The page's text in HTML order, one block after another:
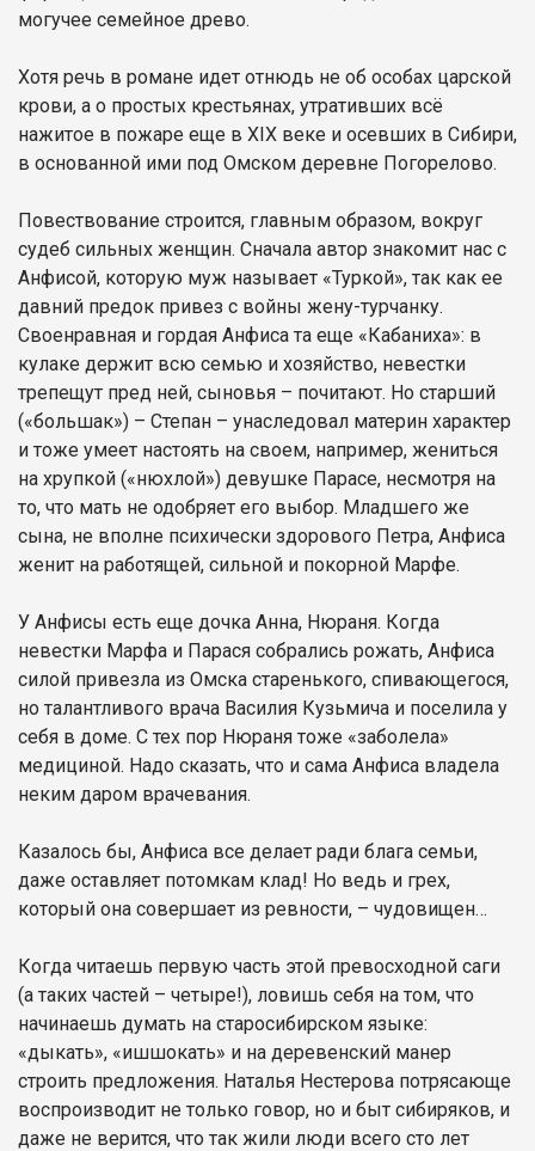
могучее семейное древо.
Хотя речь в романе идет отнюдь не об особах царской
крови, а о простых крестьянах, утративших всё
нажитое в пожаре еще в XIX веке и осевших в Сибири,
в основанной ими под Омском деревне Погорелово.
Повествование строится, главным образом, вокруг
судеб сильных женщин. Сначала автор знакомит нас с
Анфисой, которую муж называет «Туркой», так как ее
давний предок привез с войны жену-турчанку.
Своенравная и гордая Анфиса та еще «Кабаниха»: в
кулаке держит всю семью и хозяйство, невестки
трепещут пред ней, сыновья – почитают. Но старший
(«большак») – Степан – унаследовал материн характер
и тоже умеет настоять на своем, например, жениться
на хрупкой («нюхлой») девушке Парасе, несмотря на
то, что мать не одобряет его выбор. Младшего же
сына, не вполне психически здорового Петра, Анфиса
женит на работящей, сильной и покорной Марфе.
У Анфисы есть еще дочка Анна, Нюраня. Когда
невестки Марфа и Парася собрались рожать, Анфиса
силой привезла из Омска старенького, спивающегося,
но талантливого врача Василия Кузьмича и поселила у
себя в доме. С тех пор Нюраня тоже «заболела»
медициной. Надо сказать, что и сама Анфиса владела
неким даром врачевания.
Казалось бы, Анфиса все делает ради блага семьи,
даже оставляет потомкам клад! Но ведь и грех,
который она совершает из ревности, – чудовищен…
Когда читаешь первую часть этой превосходной саги
(а таких частей – четыре!), ловишь себя на том, что
начинаешь думать на старосибирском языке:
«дыкать», «ишшокать» и на деревенский манер
строить предложения. Наталья Нестерова потрясающе
воспроизводит не только говор, но и быт сибиряков, и
даже не верится, что так жили люди всего сто лет